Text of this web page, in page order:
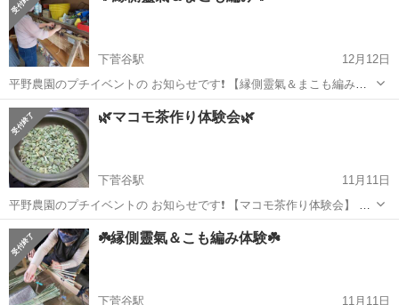
下菅谷駅
12月12日
平野農園のプチイベントの お知らせです❗️ 【縁側靈氣＆まこも編み】
縁側でほっこり直伝靈氣✨ 「まこも編み」の道具を使って マコモの座
布団を編みませんか？🤗 🍵ティータイム☕️もございます🥰 ☘️12/26(日)
☘...
茨城 那珂市 下菅谷駅 その他
🌿マコモ茶作り体験会🌿
下菅谷駅
11月11日
平野農園のプチイベントの お知らせです❗️ 【マコモ茶作り体験会】 い
ろいろな効能のあるマコモ茶を 一緒に作りませんか？ ✂️切って🔥煎っ
て🍵 飲んで😄 とても暖まります❗️ 🌿11/25(木) 19時～ 🌿参加費...
茨城 那珂市 下菅谷駅 その他 マコモ
☘️縁側靈氣＆こも編み体験☘️
下菅谷駅
11月11日